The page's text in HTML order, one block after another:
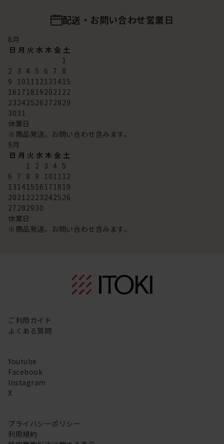
配送・お問い合わせ営業日
8月
日 月 火 水 木 金 土
1
2 3 4 5 6 7 8
9 101112131415
16171819202122
23242526272829
3031
休業日
※商品発送、お問い合わせ含みます。
9月
日 月 火 水 木 金 土
1 2 3 4 5
6 7 8 9 101112
13141516171819
20212223242526
27282930
休業日
※商品発送、お問い合わせ含みます。
ご利用ガイド
よくある質問
Youtube
Facebook
Instagram
X
プライバシーポリシー
利用規約